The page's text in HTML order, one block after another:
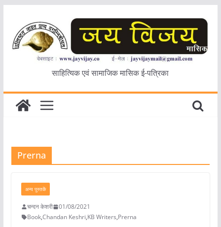
content
साहित्यिक एवं सामाजिक मासिक ई-पत्रिका
Prerna
अन्य पुस्तकें
चन्दन केशरी
01/08/2021
Book,Chandan Keshri,KB Writers,Prerna